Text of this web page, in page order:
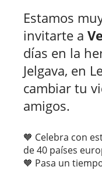
Estamos
invitarte a
días en la
Jelgava, en
cambiar tu
amigos.
🧡 Celebra con
de 40 países
🧡 Pasa un